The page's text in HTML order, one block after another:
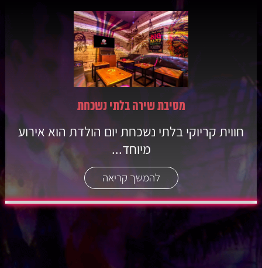
מסיבת שירה בלתי נשכחת
חווית קריוקי בלתי נשכחת יום הולדת הוא אירוע
מיוחד...
להמשך קריאה